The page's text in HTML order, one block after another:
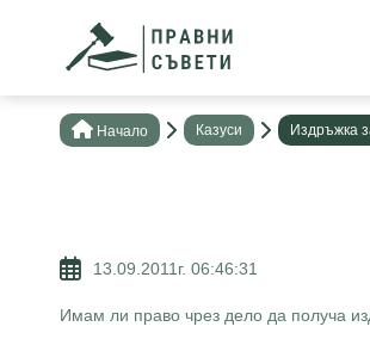
Нaчало Казуси Издръжка
13.09.2011г. 06:46:31
Имам ли право чрез дело да получа